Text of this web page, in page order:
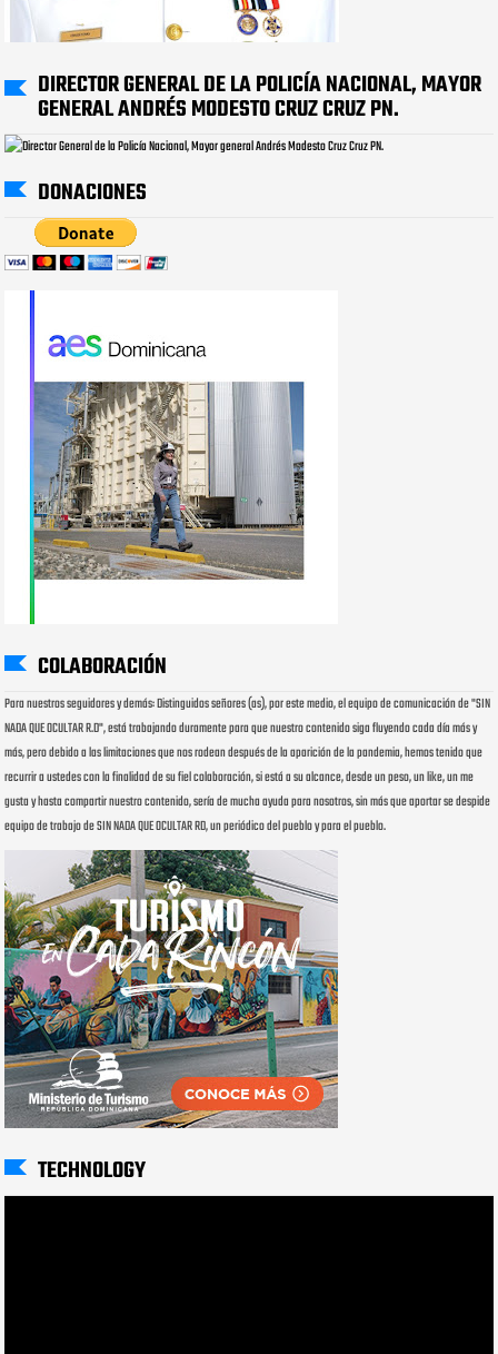
DIRECTOR GENERAL DE LA POLICÍA NACIONAL, MAYOR
GENERAL ANDRÉS MODESTO CRUZ CRUZ PN.
DONACIONES
COLABORACIÓN
Para nuestros seguidores y demás: Distinguidos señores (as), por este medio, el equipo de comunicación de "SIN
NADA QUE OCULTAR R.D", está trabajando duramente para que nuestro contenido siga fluyendo cada día más y
más, pero debido a las limitaciones que nos rodean después de la aparición de la pandemia, hemos tenido que
recurrir a ustedes con la finalidad de su fiel colaboración, si está a su alcance, desde un peso, un like, un me
gusta y hasta compartir nuestro contenido, sería de mucha ayuda para nosotros, sin más que aportar se despide
equipo de trabajo de SIN NADA QUE OCULTAR RD, un periódico del pueblo y para el pueblo.
TECHNOLOGY